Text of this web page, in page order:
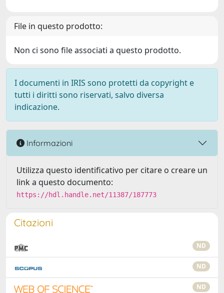
File in questo prodotto:
Non ci sono file associati a questo prodotto.
I documenti in IRIS sono protetti da copyright e
tutti i diritti sono riservati, salvo diversa
indicazione.
Informazioni
Utilizza questo identificativo per citare o creare un
link a questo documento:
https://hdl.handle.net/11387/187773
Citazioni
ND
ND
ND